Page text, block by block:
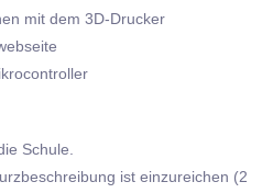
mit dem 3D-Drucker
Schule.
ist einzureichen (2